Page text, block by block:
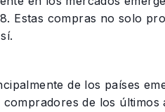
Estas compras no solo
de los países
de los últimos